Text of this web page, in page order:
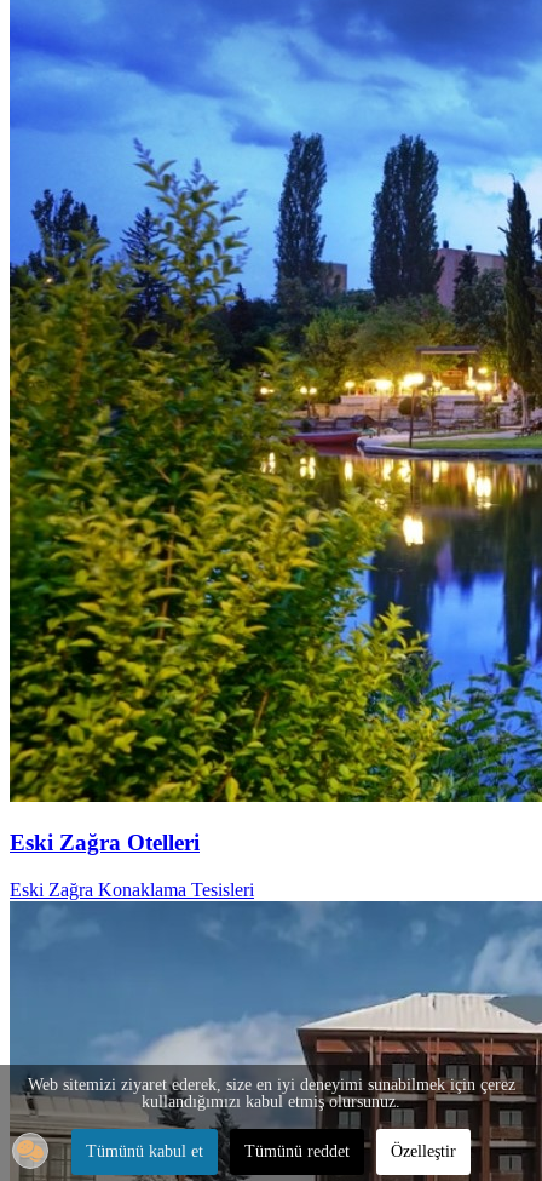
Eski Zağra Otelleri
Eski Zağra Konaklama Tesisleri
Web sitemizi ziyaret ederek, size en iyi deneyimi sunabilmek için çerez
kullandığımızı kabul etmiş olursunuz.
Tümünü kabul et Tümünü reddet Özelleştir